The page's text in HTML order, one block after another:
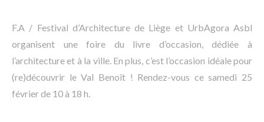
F.A / Festival d’Architecture de Liège et UrbAgora Asbl
organisent une foire du livre d’occasion, dédiée à
l’architecture et à la ville. En plus, c’est l’occasion idéale pour
(re)découvrir le Val Benoît ! Rendez-vous ce samedi 25
février de 10 à 18 h.